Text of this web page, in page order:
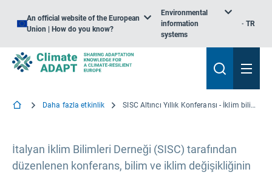
An official website of the European
Union | How do you know?
Environmental
information
systems
TR
Daha fazla etkinlik SISC Altıncı Yıllık Konferansı - İklim bilimlerinde son trendler, adaptasyon ve hafifletme
İtalyan İklim Bilimleri Derneği (SISC) tarafından
düzenlenen konferans, bilim ve iklim değişikliğinin